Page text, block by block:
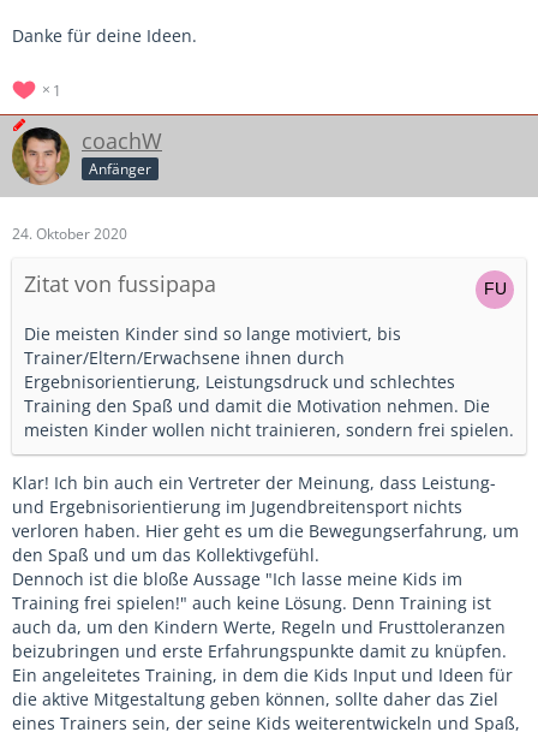
Danke für deine Ideen.
1
coachW
Anfänger
24. Oktober 2020
Zitat von fussipapa
Die meisten Kinder sind so lange motiviert, bis
Trainer/Eltern/Erwachsene ihnen durch
Ergebnisorientierung, Leistungsdruck und schlechtes
Training den Spaß und damit die Motivation nehmen. Die
meisten Kinder wollen nicht trainieren, sondern frei spielen.
Klar! Ich bin auch ein Vertreter der Meinung, dass Leistung-
und Ergebnisorientierung im Jugendbreitensport nichts
verloren haben. Hier geht es um die Bewegungserfahrung, um
den Spaß und um das Kollektivgefühl.
Dennoch ist die bloße Aussage "Ich lasse meine Kids im
Training frei spielen!" auch keine Lösung. Denn Training ist
auch da, um den Kindern Werte, Regeln und Frusttoleranzen
beizubringen und erste Erfahrungspunkte damit zu knüpfen.
Ein angeleitetes Training, in dem die Kids Input und Ideen für
die aktive Mitgestaltung geben können, sollte daher das Ziel
eines Trainers sein, der seine Kids weiterentwickeln und Spaß,